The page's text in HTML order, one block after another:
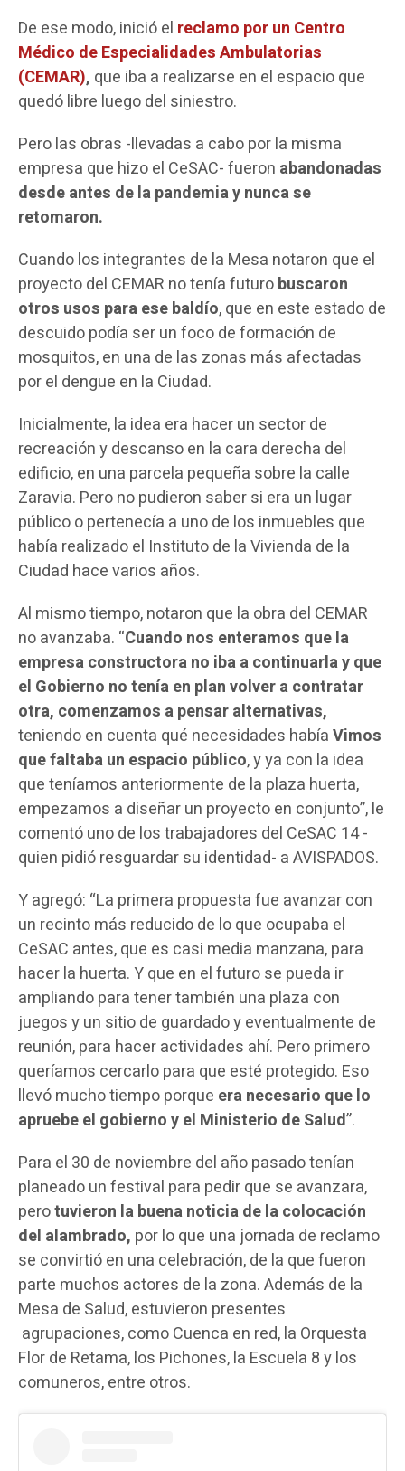
De ese modo, inició el reclamo por un Centro
Médico de Especialidades Ambulatorias
(CEMAR), que iba a realizarse en el espacio que
quedó libre luego del siniestro.
Pero las obras -llevadas a cabo por la misma
empresa que hizo el CeSAC- fueron abandonadas
desde antes de la pandemia y nunca se
retomaron.
Cuando los integrantes de la Mesa notaron que el
proyecto del CEMAR no tenía futurobuscaron
otros usos para ese baldío, que en este estado de
descuido podía ser un foco de formación de
mosquitos, en una de las zonas más afectadas
por el dengue en la Ciudad.
Inicialmente, la idea era hacer un sector de
recreación y descanso en la cara derecha del
edificio, en una parcela pequeña sobre la calle
Zaravia. Pero no pudieron saber si era un lugar
público o pertenecía a uno de los inmuebles que
había realizado el Instituto de la Vivienda de la
Ciudad hace varios años.
Al mismo tiempo, notaron que la obra del CEMAR
no avanzaba. “Cuando nos enteramos que la
empresa constructora no iba a continuarla y que
el Gobierno no tenía en plan volver a contratar
otra, comenzamos a pensar alternativas,
teniendo en cuenta qué necesidades habíaVimos
que faltaba un espacio público, y ya con la idea
que teníamos anteriormente de la plaza huerta,
empezamos a diseñar un proyecto en conjunto”, le
comentó uno de los trabajadores del CeSAC 14 -
quien pidió resguardar su identidad- a AVISPADOS.
Y agregó: “La primera propuesta fue avanzar con
un recinto más reducido de lo que ocupaba el
CeSAC antes, que es casi media manzana, para
hacer la huerta. Y que en el futuro se pueda ir
ampliando para tener también una plaza con
juegos y un sitio de guardado y eventualmente de
reunión, para hacer actividades ahí. Pero primero
queríamos cercarlo para que esté protegido. Eso
llevó mucho tiempo porque era necesario que lo
apruebe el gobierno y el Ministerio de Salud”.
Para el 30 de noviembre del año pasado tenían
planeado un festival para pedir que se avanzara,
perotuvieron la buena noticia de la colocación
del alambrado, por lo que una jornada de reclamo
se convirtió en una celebración, de la que fueron
parte muchos actores de la zona. Además de la
Mesa de Salud, estuvieron presentes
agrupaciones, como Cuenca en red, la Orquesta
Flor de Retama, los Pichones, la Escuela 8 y los
comuneros, entre otros.